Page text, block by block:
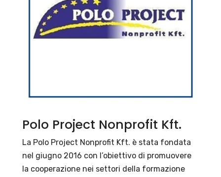
Polo Project Nonprofit Kft.
La Polo Project Nonprofit Kft. è stata fondata
nel giugno 2016 con l’obiettivo di promuovere
la cooperazione nei settori della formazione